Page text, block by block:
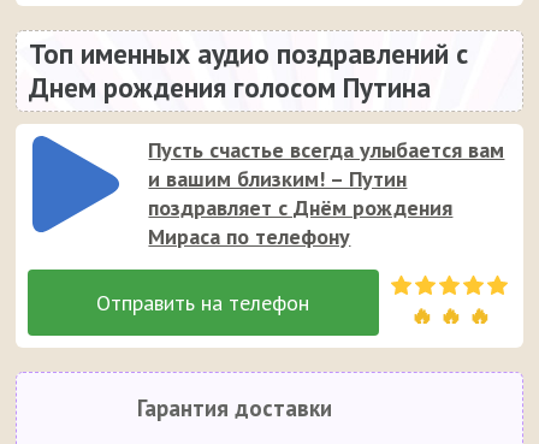
Топ именных аудио поздравлений с
Днем рождения голосом Путина
Пусть счастье всегда улыбается вам
и вашим близким! – Путин
поздравляет с Днём рождения
Мираса по телефону
🔥 🔥 🔥
Гарантия доставки